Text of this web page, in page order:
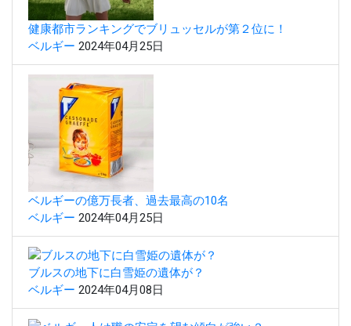
健康都市ランキングでブリュッセルが第２位に！
ベルギー 2024年04月25日
ベルギーの億万長者、過去最高の10名
ベルギー 2024年04月25日
ブルスの地下に白雪姫の遺体が？
ベルギー 2024年04月08日